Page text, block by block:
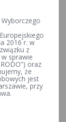
2016 r. w
z
sprawie
oraz
że
jest
przy